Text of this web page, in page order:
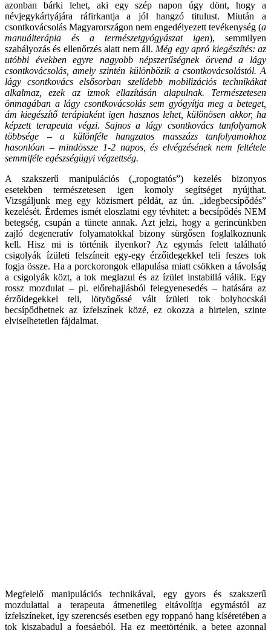
azonban bárki lehet, aki egy szép napon úgy dönt, hogy a
névjegykártyájára ráfirkantja a jól hangzó titulust. Miután a
csontkovácsolás Magyarországon nem engedélyezett tevékenység (a
manuálterápia és a természetgyógyászat igen), semmilyen
szabályozás és ellenőrzés alatt nem áll. Még egy apró kiegészítés: az
utóbbi években egyre nagyobb népszerűségnek örvend a lágy
csontkovácsolás, amely szintén különbözik a csontkovácsolástól. A
lágy csontkovács elsősorban szelídebb mobilizációs technikákat
alkalmaz, ezek az izmok ellazításán alapulnak. Természetesen
önmagában a lágy csontkovácsolás sem gyógyítja meg a beteget,
ám kiegészítő terápiaként igen hasznos lehet, különösen akkor, ha
képzett terapeuta végzi. Sajnos a lágy csontkovács tanfolyamok
többsége – a különféle hangzatos masszázs tanfolyamokhoz
hasonlóan – mindössze 1-2 napos, és elvégzésének nem feltétele
semmiféle egészségügyi végzettség.
A szakszerű manipulációs („ropogtatós”) kezelés bizonyos
esetekben természetesen igen komoly segítséget nyújthat.
Vizsgáljunk meg egy közismert példát, az ún. „idegbecsípődés”
kezelését. Érdemes ismét eloszlatni egy tévhitet: a becsípődés NEM
betegség, csupán a tünete annak. Azt jelzi, hogy a gerincünkben
zajló degeneratív folyamatokkal bizony sürgősen foglalkoznunk
kell. Hisz mi is történik ilyenkor? Az egymás felett található
csigolyák ízületi felszíneit egy-egy érzőidegekkel teli feszes tok
fogja össze. Ha a porckorongok ellapulása miatt csökken a távolság
a csigolyák közt, a tok meglazul és az ízület instabillá válik. Egy
rossz mozdulat – pl. előrehajlásból felegyenesedés – hatására az
érzőidegekkel teli, lötyögőssé vált ízületi tok bolyhocskái
becsípődhetnek az ízfelszínek közé, ez okozza a hirtelen, szinte
elviselhetetlen fájdalmat.
Megfelelő manipulációs technikával, egy gyors és szakszerű
mozdulattal a terapeuta átmenetileg eltávolítja egymástól az
ízfelszíneket, így szerencsés esetben egy roppanó hang kíséretében a
tok kiszabadul a fogságból. Ha ez megtörténik, a beteg azonnal